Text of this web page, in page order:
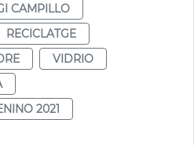
CAMPILLO
RECICLATGE
VIDRIO
2021